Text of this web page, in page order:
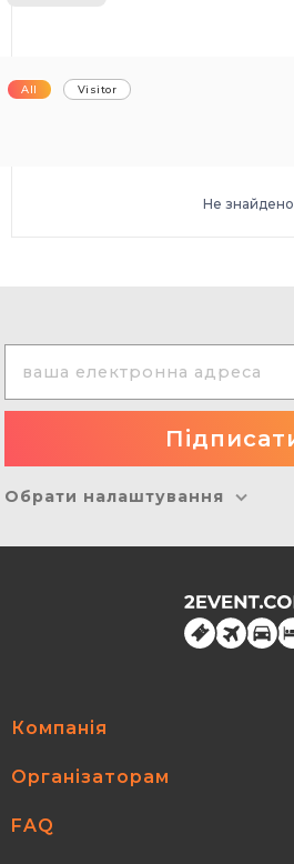
All Visitor
Не знайдено
Обрати налаштування
Компанія
Організаторам
FAQ